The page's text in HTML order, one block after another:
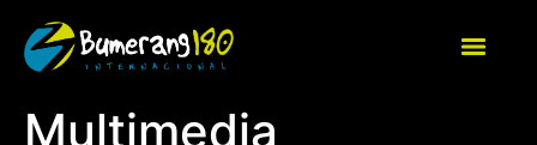
Multimedia